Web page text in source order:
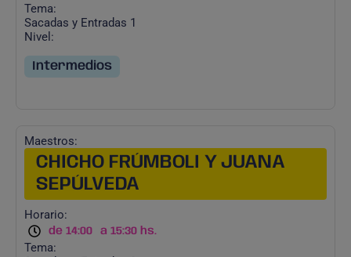
Tema:
Sacadas y Entradas 1
Nivel:
Intermedios
Maestros:
CHICHO FRÚMBOLI Y JUANA
SEPÚLVEDA
Horario:
de 14:00 a 15:30 hs.
Tema: